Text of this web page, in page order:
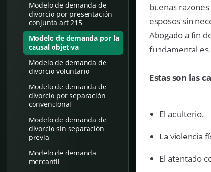
Modelo de demanda de
divorcio por presentación
conjunta art 215
Modelo de demanda por la
causal objetiva
Modelo de demanda de
divorcio voluntario
Modelo de demanda de
divorcio por separación
convencional
Modelo de demanda de
divorcio sin separación
previa
Modelo de demanda
mercantil
buenas
esposos sin
Abogado a fin
fundamental es
Estas son las
El adulterio.
La violencia
El atentado